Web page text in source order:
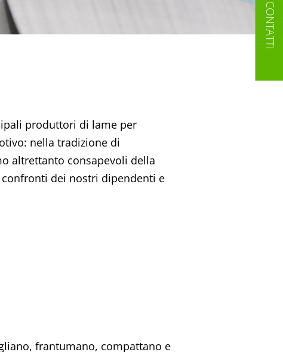
CONTATTI
produttori di lame per
nella tradizione di
altrettanto consapevoli della
dei nostri dipendenti e
frantumano, compattano e